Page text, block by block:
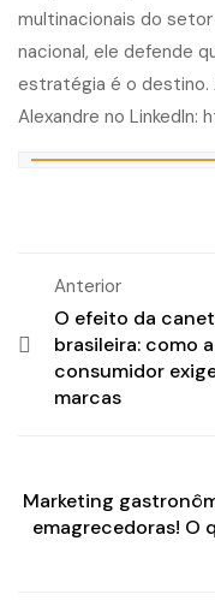
multinacionais do
nacional, ele defende
estratégia é o destino.
Alexandre no LinkedIn:
Anterior
O efeito da
brasileira: como
consumidor
marcas
Marketing
emagrecedoras! O